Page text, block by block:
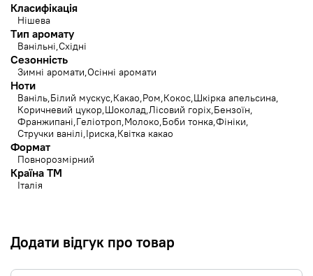
Класифікація
Нішева
Тип аромату
Ванільні Східні
Сезонність
Зимні аромати Осінні аромати
Ноти
Ваніль Білий мускус Какао Ром Кокос Шкірка апельсина
Коричневий цукор Шоколад Лісовий горіх Бензоїн
Франжипані Геліотроп Молоко Боби тонка Фініки
Стручки ванілі Іриска Квітка какао
Формат
Повнорозмірний
Країна ТМ
Італія
Додати відгук про товар